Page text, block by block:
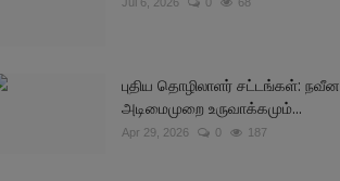
புதிய தொழிலாளர் சட்டங்கள்: நவீன
அடிமைமுறை உருவாக்கமும்...
Apr 29, 2026 0 187